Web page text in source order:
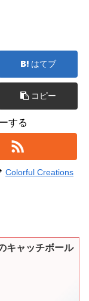
はてブ
コピー
する
Colorful Creations
キャッチボール